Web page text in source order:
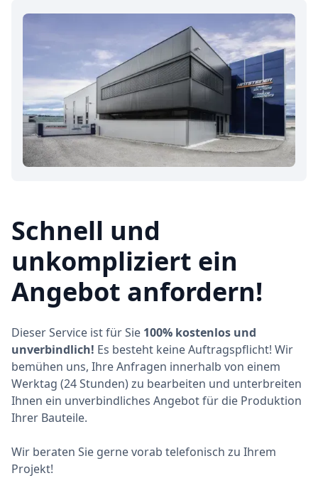
Schnell und
unkompliziert ein
Angebot anfordern!
Dieser Service ist für Sie 100% kostenlos und
unverbindlich! Es besteht keine Auftragspflicht! Wir
bemühen uns, Ihre Anfragen innerhalb von einem
Werktag (24 Stunden) zu bearbeiten und unterbreiten
Ihnen ein unverbindliches Angebot für die Produktion
Ihrer Bauteile.
Wir beraten Sie gerne vorab telefonisch zu Ihrem
Projekt!